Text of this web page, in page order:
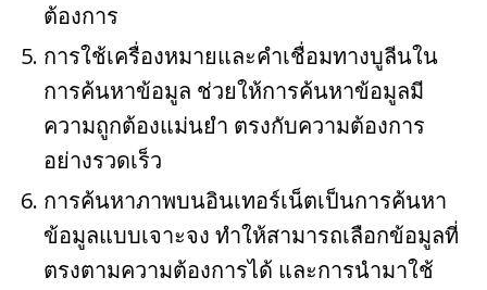
ต้องการ
การใช้เครื่องหมายและคำเชื่อมทางบูลีนใน
การค้นหาข้อมูล ช่วยให้การค้นหาข้อมูลมี
ความถูกต้องแม่นยำ ตรงกับความต้องการ
อย่างรวดเร็ว
การค้นหาภาพบนอินเทอร์เน็ตเป็นการค้นหา
ข้อมูลแบบเจาะจง ทำให้สามารถเลือกข้อมูลที่
ตรงตามความต้องการได้ และการนำมาใช้